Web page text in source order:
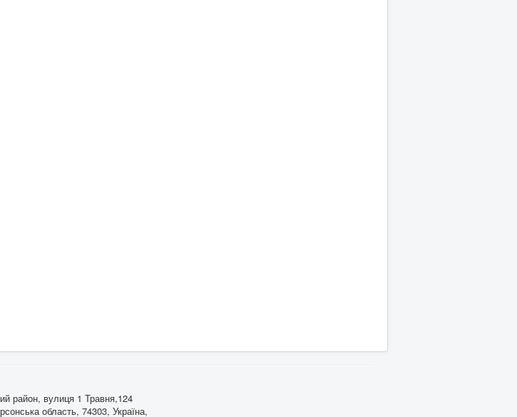
район, вулиця 1 Травня,124
область, 74303, Україна,